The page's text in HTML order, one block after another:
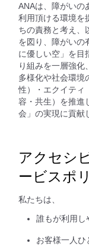
ANAは、障がいの
利用頂ける環境を
ちの責務と考え、
を図り、障がいの
に優しい空」を目
り組みを一層強
多様化や社会環境
性）・エクイティ
容・共生）を推進
会」の実現に貢献
アクセシ
ービスポ
私たちは、
誰もが利用し
お客様一人